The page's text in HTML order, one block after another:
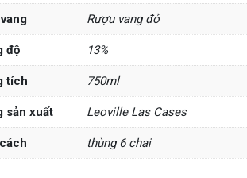
Rượu vang đỏ
độ 13%
tích 750ml
sản xuất Leoville Las Cases
thùng 6 chai